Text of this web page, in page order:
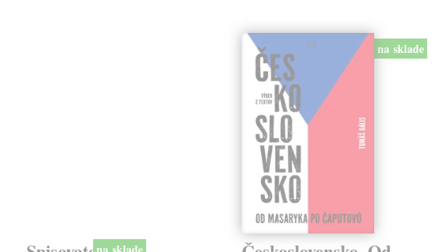
na sklade